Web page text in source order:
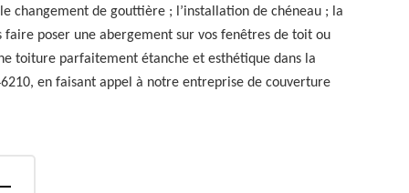
changement de gouttière ; l’installation de chéneau ; la
poser une abergement sur vos fenêtres de toit ou
toiture parfaitement étanche et esthétique dans la
en faisant appel à notre entreprise de couverture